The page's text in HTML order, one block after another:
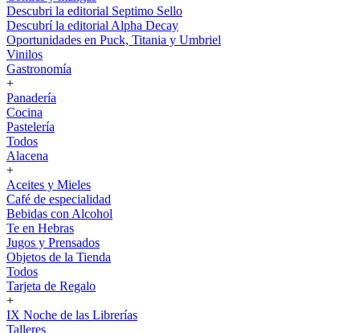
Descubri la editorial Septimo Sello
Descubrí la editorial Alpha Decay
Oportunidades en Puck, Titania y Umbriel
Vinilos
Gastronomía
+
Panadería
Cocina
Pastelería
Todos
Alacena
+
Aceites y Mieles
Café de especialidad
Bebidas con Alcohol
Te en Hebras
Jugos y Prensados
Objetos de la Tienda
Todos
Tarjeta de Regalo
+
IX Noche de las Librerías
Talleres